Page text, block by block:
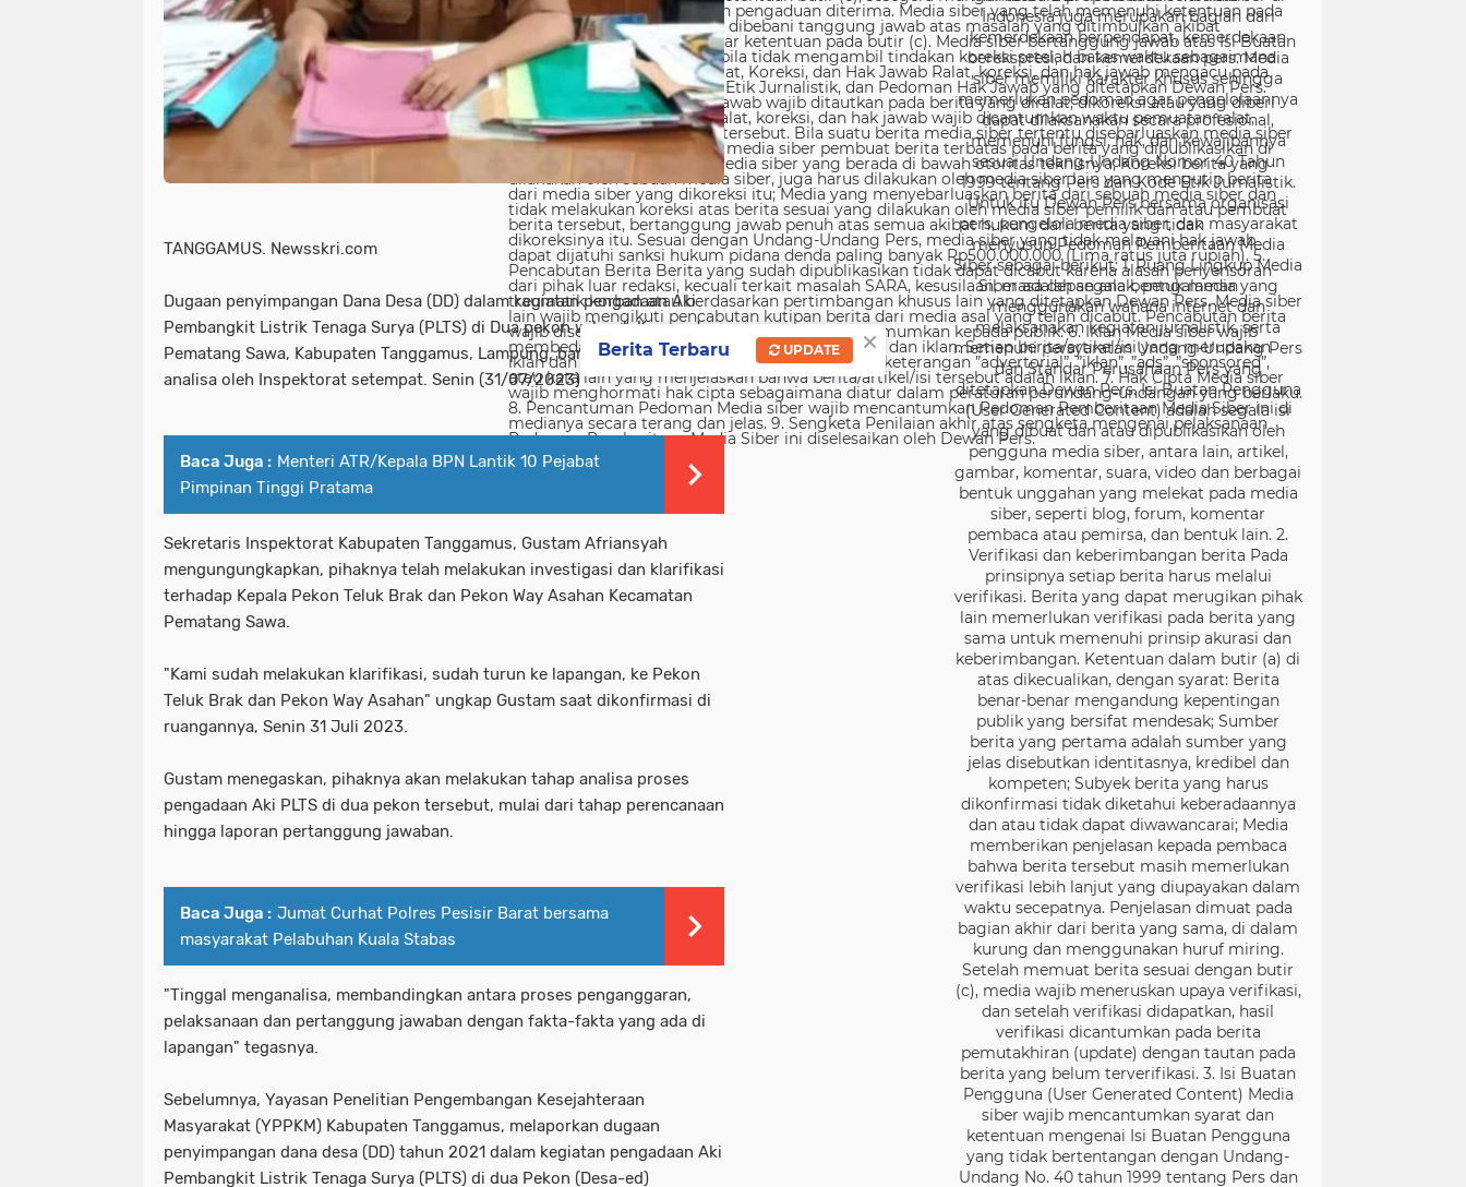
TANGGAMUS. Newsskri.com
Dugaan penyimpangan Dana Desa (DD) dalam kegiatan pengadaan Aki
Pembangkit Listrik Tenaga Surya (PLTS) di Dua pekon wilayah Kecamatan
Pematang Sawa, Kabupaten Tanggamus, Lampung, baru masuk tahap
analisa oleh Inspektorat setempat. Senin (31/07/2023)
Baca Juga : Menteri ATR/Kepala BPN Lantik 10 Pejabat
Pimpinan Tinggi Pratama
Sekretaris Inspektorat Kabupaten Tanggamus, Gustam Afriansyah
mengungungkapkan, pihaknya telah melakukan investigasi dan klarifikasi
terhadap Kepala Pekon Teluk Brak dan Pekon Way Asahan Kecamatan
Pematang Sawa.
"Kami sudah melakukan klarifikasi, sudah turun ke lapangan, ke Pekon
Teluk Brak dan Pekon Way Asahan" ungkap Gustam saat dikonfirmasi di
ruangannya, Senin 31 Juli 2023.
Gustam menegaskan, pihaknya akan melakukan tahap analisa proses
pengadaan Aki PLTS di dua pekon tersebut, mulai dari tahap perencanaan
hingga laporan pertanggung jawaban.
Baca Juga : Jumat Curhat Polres Pesisir Barat bersama
masyarakat Pelabuhan Kuala Stabas
"Tinggal menganalisa, membandingkan antara proses penganggaran,
pelaksanaan dan pertanggung jawaban dengan fakta-fakta yang ada di
lapangan" tegasnya.
Sebelumnya, Yayasan Penelitian Pengembangan Kesejahteraan
Masyarakat (YPPKM) Kabupaten Tanggamus, melaporkan dugaan
penyimpangan dana desa (DD) tahun 2021 dalam kegiatan pengadaan Aki
Pembangkit Listrik Tenaga Surya (PLTS) di dua Pekon (Desa-ed)
Indonesia juga merupakan bagian dari
kemerdekaan berpendapat, kemerdekaan
berekspresi, dan kemerdekaan pers. Media
siber memiliki karakter khusus sehingga
memerlukan pedoman agar pengelolaannya
dapat dilaksanakan secara profesional,
memenuhi fungsi, hak, dan kewajibannya
sesuai Undang-Undang Nomor 40 Tahun
1999 tentang Pers dan Kode Etik Jurnalistik.
Untuk itu Dewan Pers bersama organisasi
pers, pengelola media siber, dan masyarakat
menyusun Pedoman Pemberitaan Media
Siber sebagai berikut: 1. Ruang Lingkup Media
Siber adalah segala bentuk media yang
menggunakan wahana internet dan
melaksanakan kegiatan jurnalistik, serta
memenuhi persyaratan Undang-Undang Pers
dan Standar Perusahaan Pers yang
ditetapkan Dewan Pers. Isi Buatan Pengguna
(User Generated Content) adalah segala isi
yang dibuat dan atau dipublikasikan oleh
pengguna media siber, antara lain, artikel,
gambar, komentar, suara, video dan berbagai
bentuk unggahan yang melekat pada media
siber, seperti blog, forum, komentar
pembaca atau pemirsa, dan bentuk lain. 2.
Verifikasi dan keberimbangan berita Pada
prinsipnya setiap berita harus melalui
verifikasi. Berita yang dapat merugikan pihak
lain memerlukan verifikasi pada berita yang
sama untuk memenuhi prinsip akurasi dan
keberimbangan. Ketentuan dalam butir (a) di
atas dikecualikan, dengan syarat: Berita
benar-benar mengandung kepentingan
publik yang bersifat mendesak; Sumber
berita yang pertama adalah sumber yang
jelas disebutkan identitasnya, kredibel dan
kompeten; Subyek berita yang harus
dikonfirmasi tidak diketahui keberadaannya
dan atau tidak dapat diwawancarai; Media
memberikan penjelasan kepada pembaca
bahwa berita tersebut masih memerlukan
verifikasi lebih lanjut yang diupayakan dalam
waktu secepatnya. Penjelasan dimuat pada
bagian akhir dari berita yang sama, di dalam
kurung dan menggunakan huruf miring.
Setelah memuat berita sesuai dengan butir
(c), media wajib meneruskan upaya verifikasi,
dan setelah verifikasi didapatkan, hasil
verifikasi dicantumkan pada berita
pemutakhiran (update) dengan tautan pada
berita yang belum terverifikasi. 3. Isi Buatan
Pengguna (User Generated Content) Media
siber wajib mencantumkan syarat dan
ketentuan mengenai Isi Buatan Pengguna
yang tidak bertentangan dengan Undang-
Undang No. 40 tahun 1999 tentang Pers dan
×
Berita Terbaru UPDATE